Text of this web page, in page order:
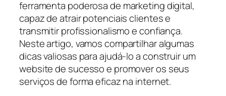
ferramenta poderosa de marketing digital,
capaz de atrair potenciais clientes e
transmitir profissionalismo e confiança.
Neste artigo, vamos compartilhar algumas
dicas valiosas para ajudá-lo a construir um
website de sucesso e promover os seus
serviços de forma eficaz na internet.